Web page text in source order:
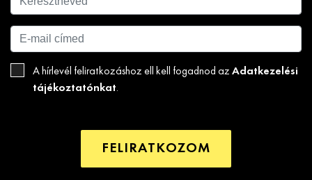
A hírlevél feliratkozáshoz ell kell fogadnod az Adatkezelési
tájékoztatónkat.
FELIRATKOZOM